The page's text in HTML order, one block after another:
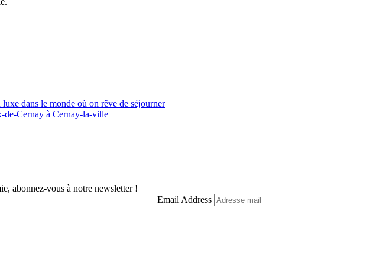
dans le monde où on rêve de séjourner
de-Cernay à Cernay-la-ville
abonnez-vous à notre newsletter !
Email Address